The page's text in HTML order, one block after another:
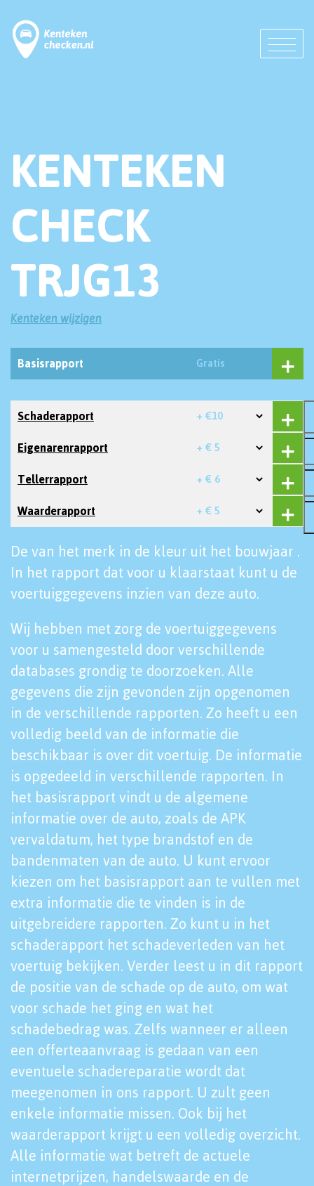
KENTEKEN
CHECK
TRJG13
Kenteken wijzigen
Basisrapport Gratis
Schaderapport + €10
Eigenarenrapport + € 5
Tellerrapport + € 6
Waarderapport + € 5
De van het merk in de kleur uit het bouwjaar .
In het rapport dat voor u klaarstaat kunt u de
voertuiggegevens inzien van deze auto.
Wij hebben met zorg de voertuiggegevens
voor u samengesteld door verschillende
databases grondig te doorzoeken. Alle
gegevens die zijn gevonden zijn opgenomen
in de verschillende rapporten. Zo heeft u een
volledig beeld van de informatie die
beschikbaar is over dit voertuig. De informatie
is opgedeeld in verschillende rapporten. In
het basisrapport vindt u de algemene
informatie over de auto, zoals de APK
vervaldatum, het type brandstof en de
bandenmaten van de auto. U kunt ervoor
kiezen om het basisrapport aan te vullen met
extra informatie die te vinden is in de
uitgebreidere rapporten. Zo kunt u in het
schaderapport het schadeverleden van het
voertuig bekijken. Verder leest u in dit rapport
de positie van de schade op de auto, om wat
voor schade het ging en wat het
schadebedrag was. Zelfs wanneer er alleen
een offerteaanvraag is gedaan van een
eventuele schadereparatie wordt dat
meegenomen in ons rapport. U zult geen
enkele informatie missen. Ook bij het
waarderapport krijgt u een volledig overzicht.
Alle informatie wat betreft de actuele
internetprijzen, handelswaarde en de